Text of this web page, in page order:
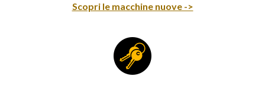
Scopri le macchine nuove ->